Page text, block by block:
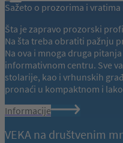
Sažeto o prozorima i
Šta je zapravo prozorski
Na šta treba obratiti pažnju
Na ova i mnoga druga
informativnom centru. Sve
stolarije, kao i vrhunskih
pronaći u kompaktnom i
Informacije
VEKA na društvenim